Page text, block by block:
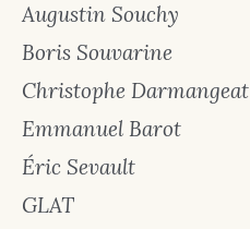
Augustin Souchy
Boris Souvarine
Christophe Darmangeat
Emmanuel Barot
Éric Sevault
GLAT